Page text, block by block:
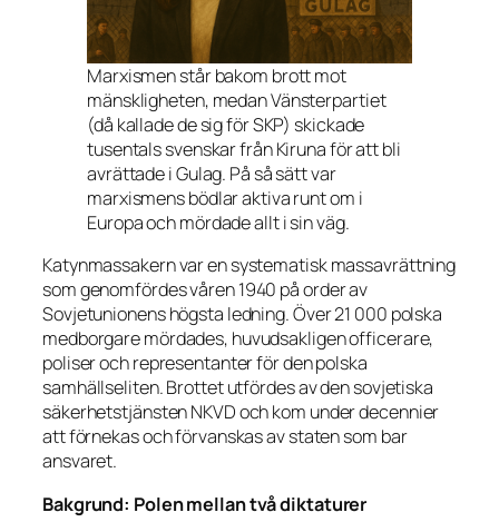
Marxismen står bakom brott mot
mänskligheten, medan Vänsterpartiet
(då kallade de sig för SKP) skickade
tusentals svenskar från Kiruna för att bli
avrättade i Gulag. På så sätt var
marxismens bödlar aktiva runt om i
Europa och mördade allt i sin väg.
Katynmassakern var en systematisk massavrättning
som genomfördes våren 1940 på order av
Sovjetunionens högsta ledning. Över 21 000 polska
medborgare mördades, huvudsakligen officerare,
poliser och representanter för den polska
samhällseliten. Brottet utfördes av den sovjetiska
säkerhetstjänsten NKVD och kom under decennier
att förnekas och förvanskas av staten som bar
ansvaret.
Bakgrund: Polen mellan två diktaturer